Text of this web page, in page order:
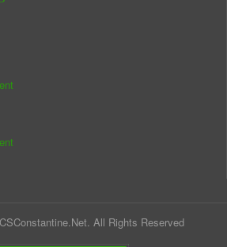
All Rights Reserved